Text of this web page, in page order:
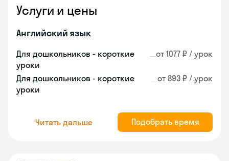
Услуги и цены
Английский язык
Для дошкольников - короткие
уроки
от 1077 ₽ / урок
Для дошкольников - короткие
уроки
от 893 ₽ / урок
Читать дальше Подобрать время